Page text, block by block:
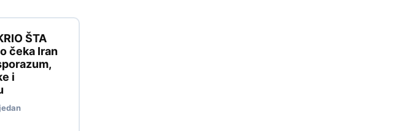
ŠTA
čeka Iran
i